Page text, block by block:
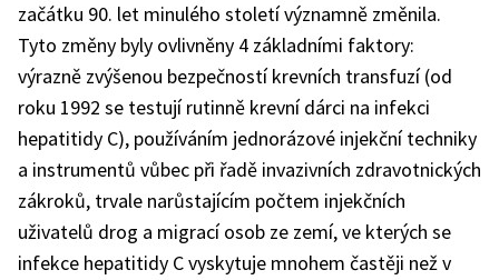
začátku 90. let minulého století významně změnila.
Tyto změny byly ovlivněny 4 základními faktory:
výrazně zvýšenou bezpečností krevních transfuzí (od
roku 1992 se testují rutinně krevní dárci na infekci
hepatitidy C), používáním jednorázové injekční techniky
a instrumentů vůbec při řadě invazivních zdravotnických
zákroků, trvale narůstajícím počtem injekčních
uživatelů drog a migrací osob ze zemí, ve kterých se
infekce hepatitidy C vyskytuje mnohem častěji než v